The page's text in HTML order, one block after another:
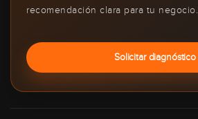
recomendación clara para tu negocio.
Solicitar diagnóstico